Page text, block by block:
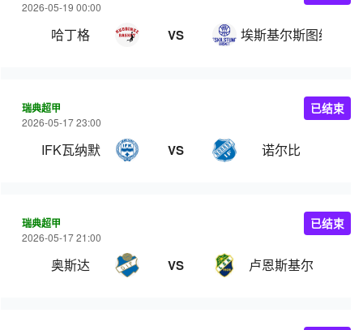
2026-05-19 00:00
哈丁格 VS 埃斯基尔斯图纳
瑞典超甲
2026-05-17 23:00
IFK瓦纳默 VS 诺尔比
已结束
瑞典超甲
2026-05-17 21:00
奥斯达 VS 卢恩斯基尔
已结束